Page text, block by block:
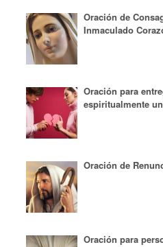
Oración de
Inmaculado
Oración para
espiritualmente
Oración de
Oración para